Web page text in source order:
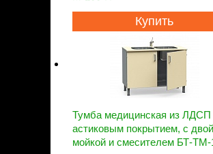
Купить
Тумба медицинская из ЛДСП
астиковым покрытием, с
мойкой и смесителем БТ-ТМ-